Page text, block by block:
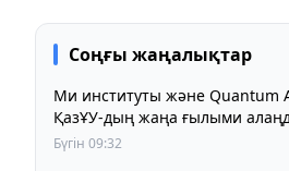
Соңғы жаңалықтар
Ми институты және Quantum
ҚазҰУ-дың жаңа ғылыми
Бүгін 09:32